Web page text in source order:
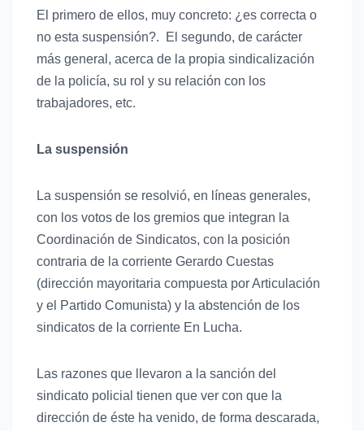
El primero de ellos, muy concreto: ¿es correcta o
no esta suspensión?.
El segundo, de carácter
más general, acerca de la propia sindicalización
de la policía, su rol y su relación con los
trabajadores, etc.
La suspensión
La suspensión se resolvió, en líneas generales,
con los votos de los gremios que integran la
Coordinación de Sindicatos, con la posición
contraria de la corriente Gerardo Cuestas
(dirección mayoritaria compuesta por Articulación
y el Partido Comunista) y la abstención de los
sindicatos de la corriente En Lucha.
Las razones que llevaron a la sanción del
sindicato policial tienen que ver con que la
dirección de éste ha venido, de forma descarada,